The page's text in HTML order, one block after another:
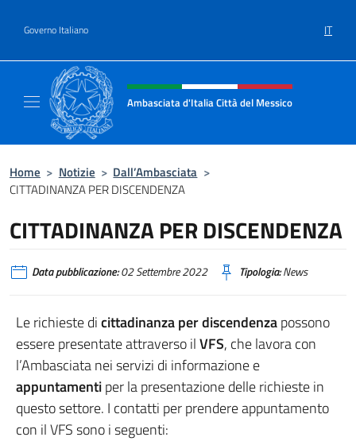
Governo Italiano IT
Intestazione sito, social e menù
Ambasciata d'Italia Città del Messico
Home > Notizie > Dall’Ambasciata >
CITTADINANZA PER DISCENDENZA
CITTADINANZA PER DISCENDENZA
Data pubblicazione:02 Settembre 2022 Tipologia:News
Le richieste dicittadinanza per discendenzapossono
essere presentate attraverso ilVFS, che lavora con
l’Ambasciata nei servizi di informazione e
appuntamentiper la presentazione delle richieste in
questo settore. I contatti per prendere appuntamento
con il VFS sono i seguenti: